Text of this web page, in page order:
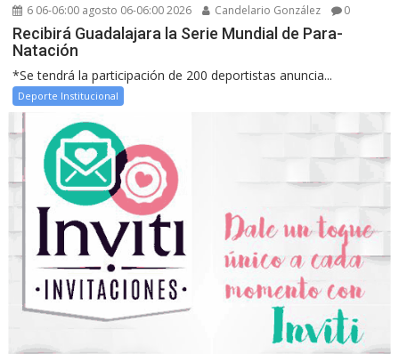
6 06-06:00 agosto 06-06:00 2026 Candelario González 0
Recibirá Guadalajara la Serie Mundial de Para-
Natación
*Se tendrá la participación de 200 deportistas anuncia...
Deporte Institucional